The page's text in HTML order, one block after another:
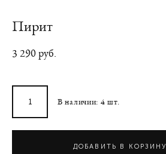
Пирит
3 290 pуб.
В наличии: 4 шт.
ДОБАВИТЬ В КОРЗИНУ